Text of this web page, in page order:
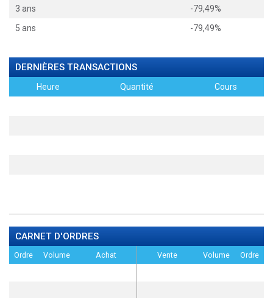
3 ans
-79,49%
5 ans
-79,49%
DERNIÈRES TRANSACTIONS
Heure Quantité Cours
CARNET D'ORDRES
Ordre Volume Achat Vente Volume Ordre